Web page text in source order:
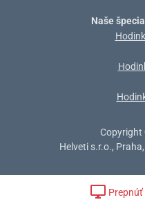
Naše
Helveti s.r.o.,
Prepnúť